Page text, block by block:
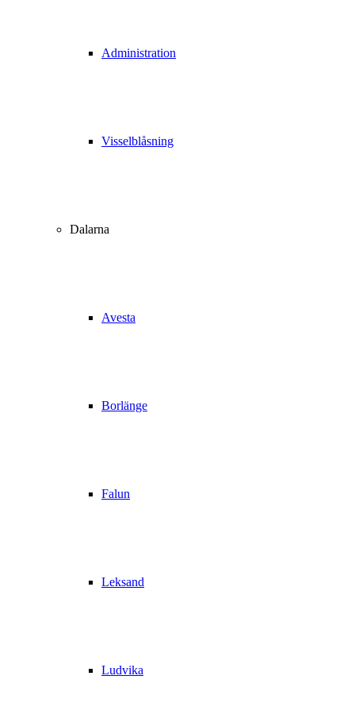
Administration
Visselblåsning
Dalarna
Avesta
Borlänge
Falun
Leksand
Ludvika